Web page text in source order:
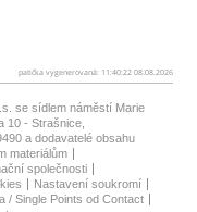
patička vygenerovaná: 11:40:22 08.08.2026
se sídlem náměstí Marie
10 - Strašnice,
a dodavatelé obsahu
materiálům
společnosti
Nastavení soukromí
/ Single Points od Contact